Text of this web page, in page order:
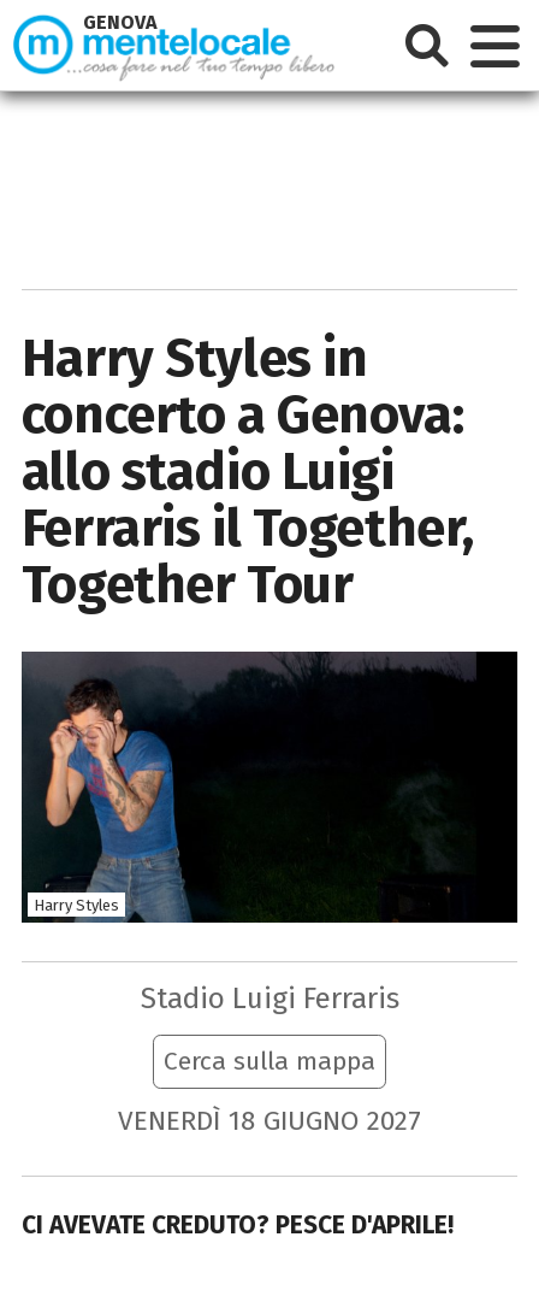
Harry Styles in
concerto a Genova:
allo stadio Luigi
Ferraris il Together,
Together Tour
Harry Styles
Stadio Luigi Ferraris
Cerca sulla mappa
VENERDÌ 18 GIUGNO 2027
CI AVEVATE CREDUTO? PESCE D'APRILE!
GENOVA